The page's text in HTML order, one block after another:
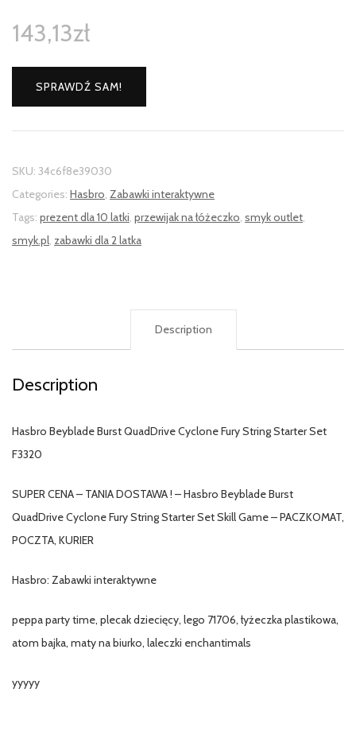
143,13zł
SPRAWDŹ SAM!
SKU: 34c6f8e39030
Categories: Hasbro, Zabawki interaktywne
Tags: prezent dla 10 latki, przewijak na łóżeczko, smyk outlet,
smyk.pl, zabawki dla 2 latka
Description
Description
Hasbro Beyblade Burst QuadDrive Cyclone Fury String Starter Set
F3320
SUPER CENA – TANIA DOSTAWA ! – Hasbro Beyblade Burst
QuadDrive Cyclone Fury String Starter Set Skill Game – PACZKOMAT,
POCZTA, KURIER
Hasbro: Zabawki interaktywne
peppa party time, plecak dziecięcy, lego 71706, łyżeczka plastikowa,
atom bajka, maty na biurko, laleczki enchantimals
yyyyy